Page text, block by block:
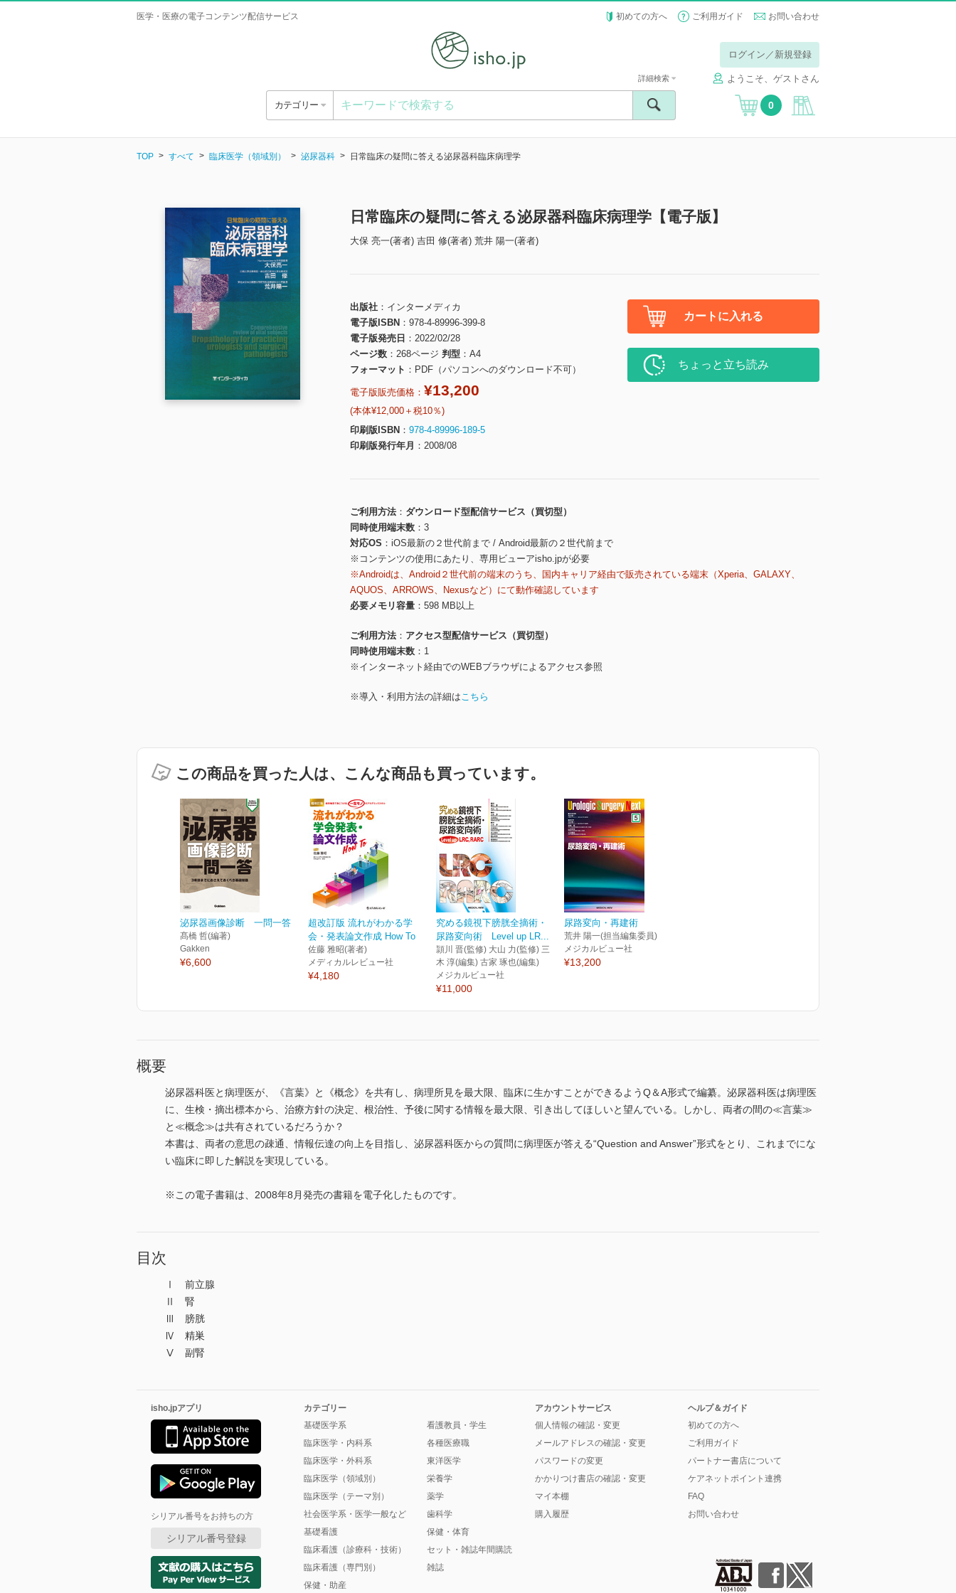
医学・医療の電子コンテンツ配信サービス 初めての方へ ご利用ガイド お問い合わせ
ログイン／新規登録
ようこそ、ゲストさん
カテゴリー
詳細検索
0
TOP すべて 臨床医学（領域別） 泌尿器科 日常臨床の疑問に答える泌尿器科臨床病理学
日常臨床の疑問に答える泌尿器科臨床病理学【電子版】
大保 亮一(著者) 吉田 修(著者) 荒井 陽一(著者)
出版社
インターメディカ
電子版ISBN
978-4-89996-399-8
電子版発売日
2022/02/28
ページ数
268ページ 判型
A4
フォーマット
PDF（パソコンへのダウンロード不可）
電子版販売価格： ¥13,200
(本体¥12,000＋税10％)
印刷版ISBN
978-4-89996-189-5
印刷版発行年月
2008/08
カートに入れる
ちょっと立ち読み
ご利用方法
ダウンロード型配信サービス（買切型）
同時使用端末数
3
対応OS
iOS最新の２世代前まで / Android最新の２世代前まで
※コンテンツの使用にあたり、専用ビューアisho.jpが必要
※Androidは、Android２世代前の端末のうち、国内キャリア経由で販売されている端末（Xperia、GALAXY、
AQUOS、ARROWS、Nexusなど）にて動作確認しています
必要メモリ容量
598 MB以上
ご利用方法
アクセス型配信サービス（買切型）
同時使用端末数
1
※インターネット経由でのWEBブラウザによるアクセス参照
※導入・利用方法の詳細はこちら
この商品を買った人は、こんな商品も買っています。
泌尿器画像診断 一問一答
髙橋 哲(編著)
Gakken
¥6,600
超改訂版 流れがわかる学
会・発表論文作成 How To
佐藤 雅昭(著者)
メディカルレビュー社
¥4,180
究める鏡視下膀胱全摘術・
尿路変向術 Level up LR...
頴川 晋(監修) 大山 力(監修) 三
木 淳(編集) 古家 琢也(編集)
メジカルビュー社
¥11,000
尿路変向・再建術
荒井 陽一(担当編集委員)
メジカルビュー社
¥13,200
概要
泌尿器科医と病理医が、《言葉》と《概念》を共有し、病理所見を最大限、臨床に生かすことができるようQ＆A形式で編纂。泌尿器科医は病理医
に、生検・摘出標本から、治療方針の決定、根治性、予後に関する情報を最大限、引き出してほしいと望んでいる。しかし、両者の間の≪言葉≫
と≪概念≫は共有されているだろうか？
本書は、両者の意思の疎通、情報伝達の向上を目指し、泌尿器科医からの質問に病理医が答える“Question and Answer”形式をとり、これまでにな
い臨床に即した解説を実現している。
※この電子書籍は、2008年8月発売の書籍を電子化したものです。
目次
Ⅰ 前立腺
Ⅱ 腎
Ⅲ 膀胱
Ⅳ 精巣
Ⅴ 副腎
isho.jpアプリ
シリアル番号をお持ちの方
シリアル番号登録
カテゴリー
基礎医学系
臨床医学・内科系
臨床医学・外科系
臨床医学（領域別）
臨床医学（テーマ別）
社会医学系・医学一般など
基礎看護
臨床看護（診療科・技術）
臨床看護（専門別）
保健・助産
看護教員・学生
各種医療職
東洋医学
栄養学
薬学
歯科学
保健・体育
セット・雑誌年間購読
雑誌
アカウントサービス
個人情報の確認・変更
メールアドレスの確認・変更
パスワードの変更
かかりつけ書店の確認・変更
マイ本棚
購入履歴
ヘルプ＆ガイド
初めての方へ
ご利用ガイド
パートナー書店について
ケアネットポイント連携
FAQ
お問い合わせ